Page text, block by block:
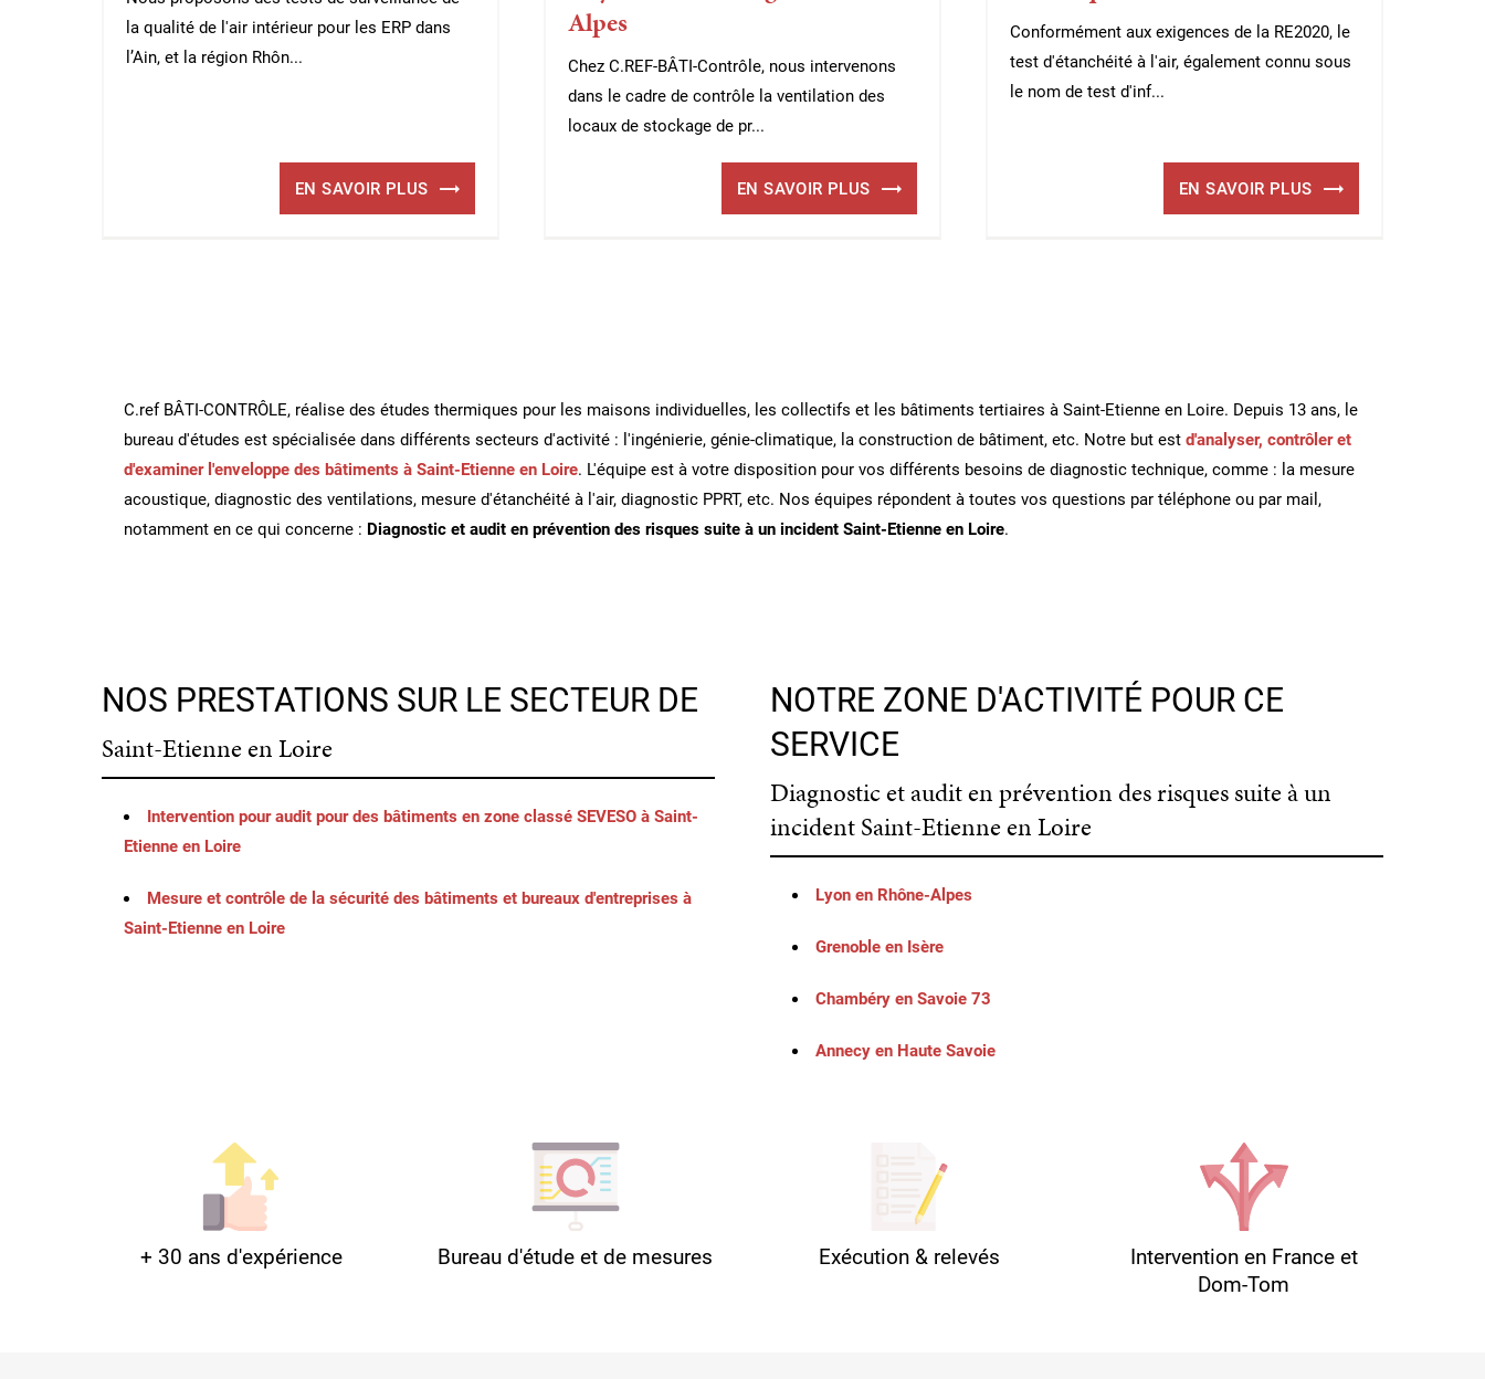
la qualité de l'air intérieur pour les ERP dans
l’Ain, et la région Rhôn...
EN SAVOIR PLUS
Alpes
Chez C.REF-BÂTI-Contrôle, nous intervenons
dans le cadre de contrôle la ventilation des
locaux de stockage de pr...
EN SAVOIR PLUS
Conformément aux exigences de la RE2020, le
test d'étanchéité à l'air, également connu sous
le nom de test d'inf...
EN SAVOIR PLUS
C.ref BÂTI-CONTRÔLE, réalise des études thermiques pour les maisons individuelles, les collectifs et les bâtiments tertiaires à Saint-Etienne en Loire. Depuis 13 ans, le
bureau d'études est spécialisée dans différents secteurs d'activité : l'ingénierie, génie-climatique, la construction de bâtiment, etc. Notre but est d'analyser, contrôler et
d'examiner l'enveloppe des bâtiments à Saint-Etienne en Loire. L'équipe est à votre disposition pour vos différents besoins de diagnostic technique, comme : la mesure
acoustique, diagnostic des ventilations, mesure d'étanchéité à l'air, diagnostic PPRT, etc. Nos équipes répondent à toutes vos questions par téléphone ou par mail,
notamment en ce qui concerne : Diagnostic et audit en prévention des risques suite à un incident Saint-Etienne en Loire.
NOS PRESTATIONS SUR LE SECTEUR DE
Saint-Etienne en Loire
Intervention pour audit pour des bâtiments en zone classé SEVESO à Saint-
Etienne en Loire
Mesure et contrôle de la sécurité des bâtiments et bureaux d'entreprises à
Saint-Etienne en Loire
NOTRE ZONE D'ACTIVITÉ POUR CE
SERVICE
Diagnostic et audit en prévention des risques suite à un
incident Saint-Etienne en Loire
Lyon en Rhône-Alpes
Grenoble en Isère
Chambéry en Savoie 73
Annecy en Haute Savoie
+ 30 ans d'expérience Bureau d'étude et de mesures Exécution & relevés
Intervention en France et
Dom-Tom